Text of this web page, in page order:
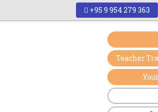
+95 9 954 279 363
Teacher